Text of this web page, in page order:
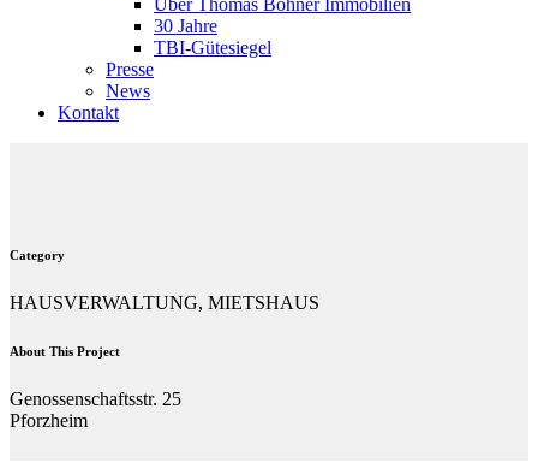
Über Thomas Bohner Immobilien
30 Jahre
TBI-Gütesiegel
Presse
News
Kontakt
Category
HAUSVERWALTUNG, MIETSHAUS
About This Project
Genossenschaftsstr. 25
Pforzheim